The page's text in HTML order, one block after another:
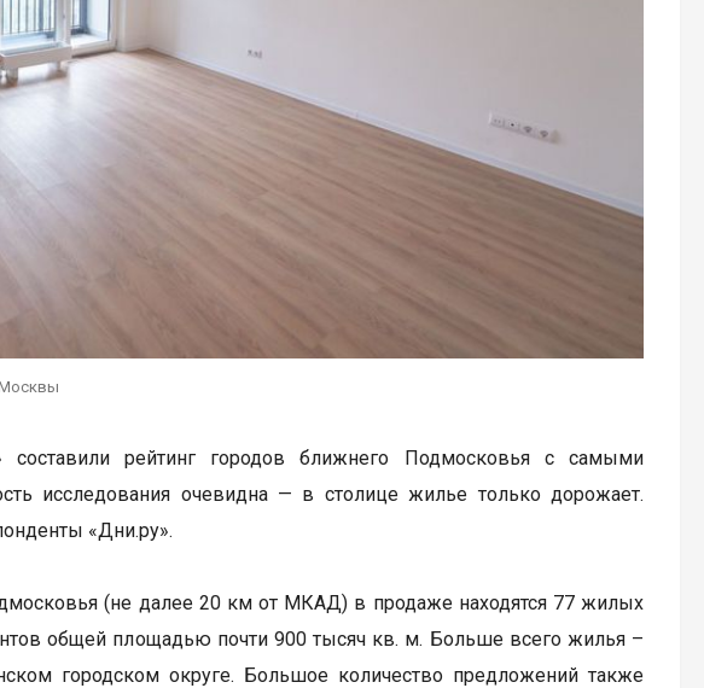
рейтинг городов ближнего Подмосковья с самыми
исследования очевидна — в столице жилье только дорожает.
«Дни.ру».
(не далее 20 км от МКАД) в продаже находятся 77 жилых
общей площадью почти 900 тысяч кв. м. Больше всего жилья –
городском округе. Большое количество предложений также